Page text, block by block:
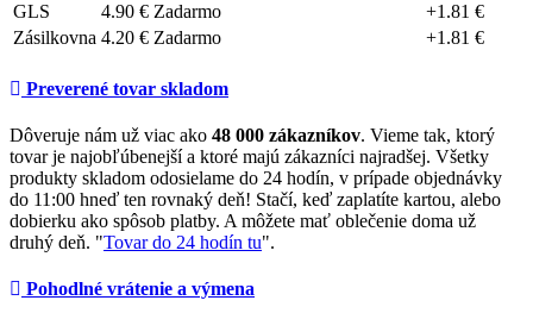
GLS
4.90 € Zadarmo
+1.81 €
Zásilkovna 4.20 € Zadarmo +1.81 €
Preverené tovar skladom
Dôveruje nám už viac ako 48 000 zákazníkov. Vieme tak, ktorý
tovar je najobľúbenejší a ktoré majú zákazníci najradšej. Všetky
produkty skladom odosielame do 24 hodín, v prípade objednávky
do 11:00 hneď ten rovnaký deň! Stačí, keď zaplatíte kartou, alebo
dobierku ako spôsob platby. A môžete mať oblečenie doma už
druhý deň. "Tovar do 24 hodín tu".
Pohodlné vrátenie a výmena